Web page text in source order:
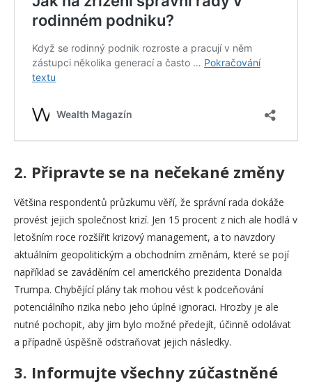
2. Připravte se na nečekané změny
Většina respondentů průzkumu věří, že správní rada dokáže
provést jejich společnost krizí. Jen 15 procent z nich ale hodlá v
letošním roce rozšířit krizový management, a to navzdory
aktuálním geopolitickým a obchodním změnám, které se pojí
například se zaváděním cel amerického prezidenta Donalda
Trumpa. Chybějící plány tak mohou vést k podceňování
potenciálního rizika nebo jeho úplné ignoraci. Hrozby je ale
nutné pochopit, aby jim bylo možné předejít, účinně odolávat
a případně úspěšně odstraňovat jejich následky.
3. Informujte všechny zúčastněné